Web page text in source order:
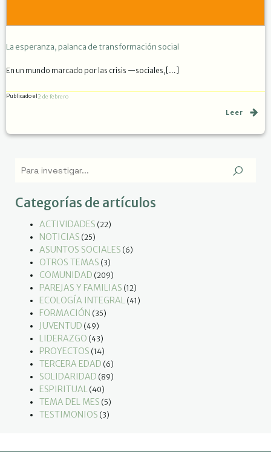
La esperanza, palanca de transformación social
En un mundo marcado por las crisis —sociales,[…]
Publicado el2 de febrero
Leer
Categorías de artículos
ACTIVIDADES (22)
NOTICIAS (25)
ASUNTOS SOCIALES (6)
OTROS TEMAS (3)
COMUNIDAD (209)
PAREJAS Y FAMILIAS (12)
ECOLOGÍA INTEGRAL (41)
FORMACIÓN (35)
JUVENTUD (49)
LIDERAZGO (43)
PROYECTOS (14)
TERCERA EDAD (6)
SOLIDARIDAD (89)
ESPIRITUAL (40)
TEMA DEL MES (5)
TESTIMONIOS (3)